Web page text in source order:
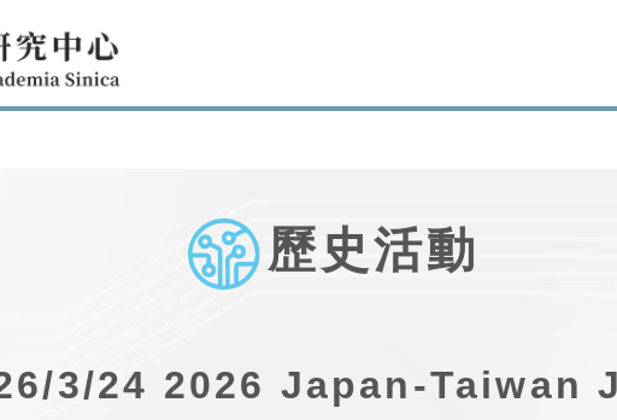
歷史活動
3/24 2026 Japan-